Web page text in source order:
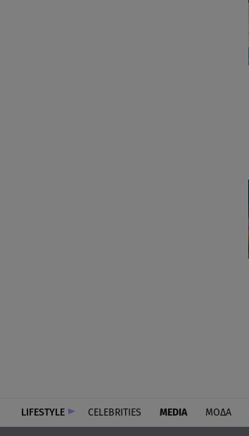
LIFESTYLE CELEBRITIES MEDIA ΜΟΔΑ